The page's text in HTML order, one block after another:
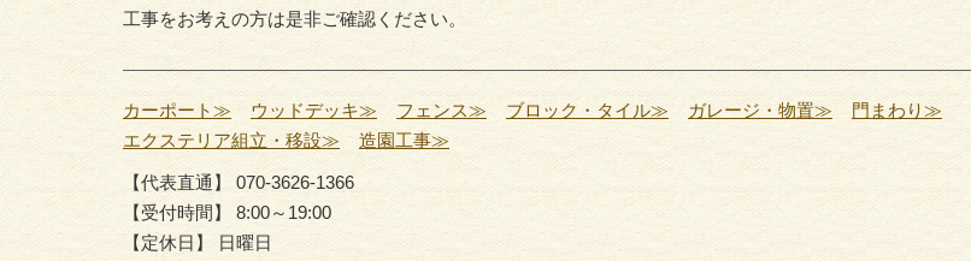
工事をお考えの方は是非ご確認ください。
カーポート≫ ウッドデッキ≫ フェンス≫ ブロック・タイル≫ ガレージ・物置≫
門まわり≫
エクステリア組立・移設≫
造園工事≫
【代表直通】 070-3626-1366
【受付時間】 8:00～19:00
【定休日】 日曜日